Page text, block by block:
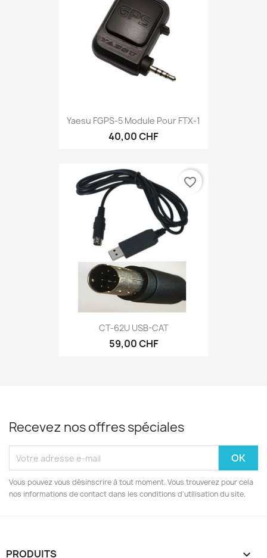
Yaesu FGPS-5 Module Pour FTX-1
40,00 CHF
CT-62U USB-CAT
59,00 CHF
favorite_border
Recevez nos offres spéciales
Vous pouvez vous désinscrire à tout moment. Vous trouverez pour cela
nos informations de contact dans les conditions d'utilisation du site.
PRODUITS 